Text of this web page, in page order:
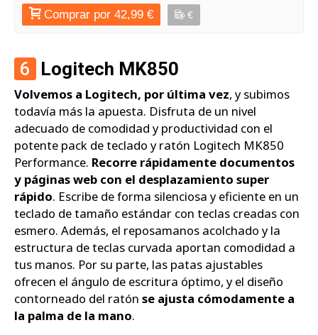
Comprar por 42,99 € €
6 Logitech MK850
Volvemos a Logitech, por última vez, y subimos
todavía más la apuesta. Disfruta de un nivel
adecuado de comodidad y productividad con el
potente pack de teclado y ratón Logitech MK850
Performance. Recorre rápidamente documentos
y páginas web con el desplazamiento super
rápido. Escribe de forma silenciosa y eficiente en un
teclado de tamaño estándar con teclas creadas con
esmero. Además, el reposamanos acolchado y la
estructura de teclas curvada aportan comodidad a
tus manos. Por su parte, las patas ajustables
ofrecen el ángulo de escritura óptimo, y el diseño
contorneado del ratón se ajusta cómodamente a
la palma de la mano.